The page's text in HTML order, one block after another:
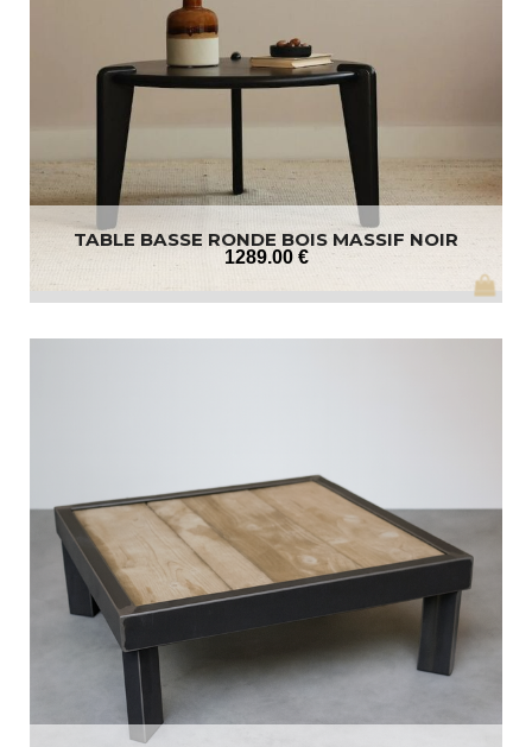
TABLE BASSE RONDE BOIS MASSIF NOIR
1289.00 €